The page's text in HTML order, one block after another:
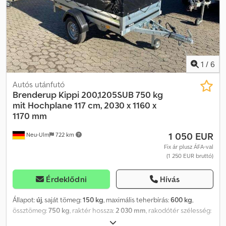
standard felszereltség része. Felhasználóbarát zárak. A masszív
hossztartókkal (ipari kivitel) a padló tökéletesen van alátámasztva.
Igény szerint 100 km/órás sebességre tanúsítvánnyal.
Chjdpfxeivqy Ao Amrsa
1 / 6
Neu-Ulm 722 km
Autós utánfutó
Brenderup Kippi 200,1205SUB 750 kg
mit Hochplane 117 cm, 2030 x 1160 x
1170 mm
1 050 EUR
Fix ár plusz ÁFA-val
(1 250 EUR bruttó)
Érdeklődni Hívás
Állapot:új, saját tömeg:150 kg, maximális teherbírás:600 kg,
össztömeg:750 kg, raktér hossza:2 030 mm, rakodótér szélesség:
1 170 mm